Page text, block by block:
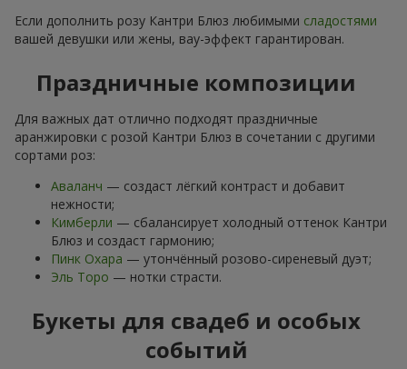
Если дополнить розу Кантри Блюз любимыми сладостями
вашей девушки или жены, вау-эффект гарантирован.
Праздничные композиции
Для важных дат отлично подходят праздничные
аранжировки с розой Кантри Блюз в сочетании с другими
сортами роз:
Аваланч — создаст лёгкий контраст и добавит
нежности;
Кимберли — сбалансирует холодный оттенок Кантри
Блюз и создаст гармонию;
Пинк Охара — утончённый розово-сиреневый дуэт;
Эль Торо — нотки страсти.
Букеты для свадеб и особых
событий